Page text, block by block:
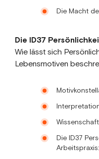
Die Macht
Die ID37
Wie lässt sich
Lebensmotiven
Die ID37
Arbeitspraxis: